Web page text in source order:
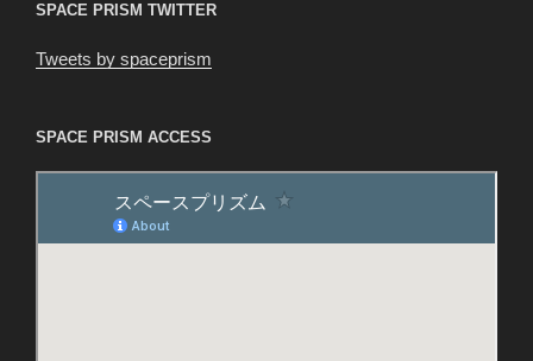
SPACE PRISM TWITTER
Tweets by spaceprism
SPACE PRISM ACCESS